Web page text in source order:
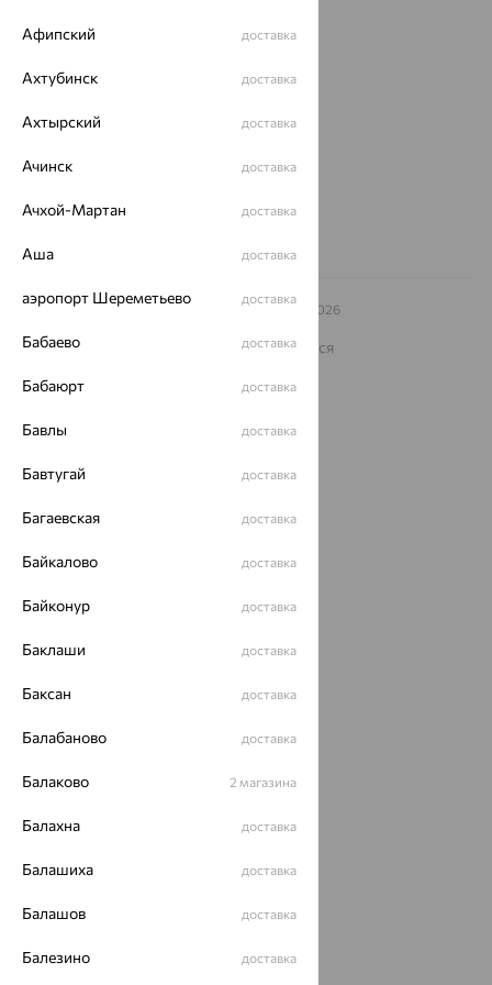
ул. Зегеля, 27/2
8 (800) 250-02-30
© ООО «Ювелирный дом «Кристалл»,
– 2026
На информационном ресурсе применяются
ОГРН 1044800168379
Афипский доставка
Ахтубинск доставка
Ахтырский доставка
Ачинск доставка
Ачхой-Мартан доставка
Аша доставка
аэропорт Шереметьево доставка
Бабаево доставка
Бабаюрт доставка
Бавлы доставка
Бавтугай доставка
Багаевская доставка
Байкалово доставка
Байконур доставка
Баклаши доставка
Баксан доставка
Балабаново доставка
Балаково 2 магазина
Балахна доставка
Балашиха доставка
Балашов доставка
Балезино доставка